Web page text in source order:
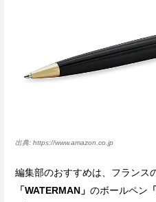
https://www.amazon.co.jp
編集部のおすすめは、フランス
「WATERMAN」 のボールペン